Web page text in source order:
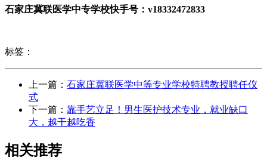
石家庄冀联医学中专学校快手号：v18332472833
标签：
上一篇： 石家庄冀联医学中等专业学校特聘教授聘任仪
式
下一篇： 靠手艺立足！男生医护技术专业，就业缺口
大，越干越吃香
相关推荐